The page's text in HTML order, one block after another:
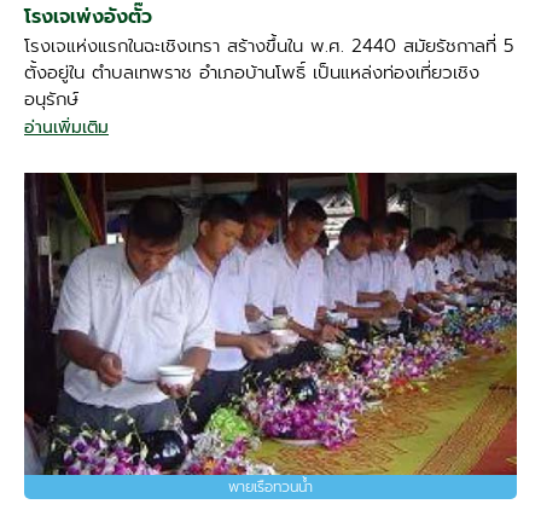
โรงเจเพ่งอังตั๊ว
โรงเจแห่งแรกในฉะเชิงเทรา สร้างขึ้นใน พ.ศ. 2440 สมัยรัชกาลที่ 5
ตั้งอยู่ใน ตำบลเทพราช อำเภอบ้านโพธิ์ เป็นแหล่งท่องเที่ยวเชิง
อนุรักษ์
อ่านเพิ่มเติม
พายเรือทวนน้ำ